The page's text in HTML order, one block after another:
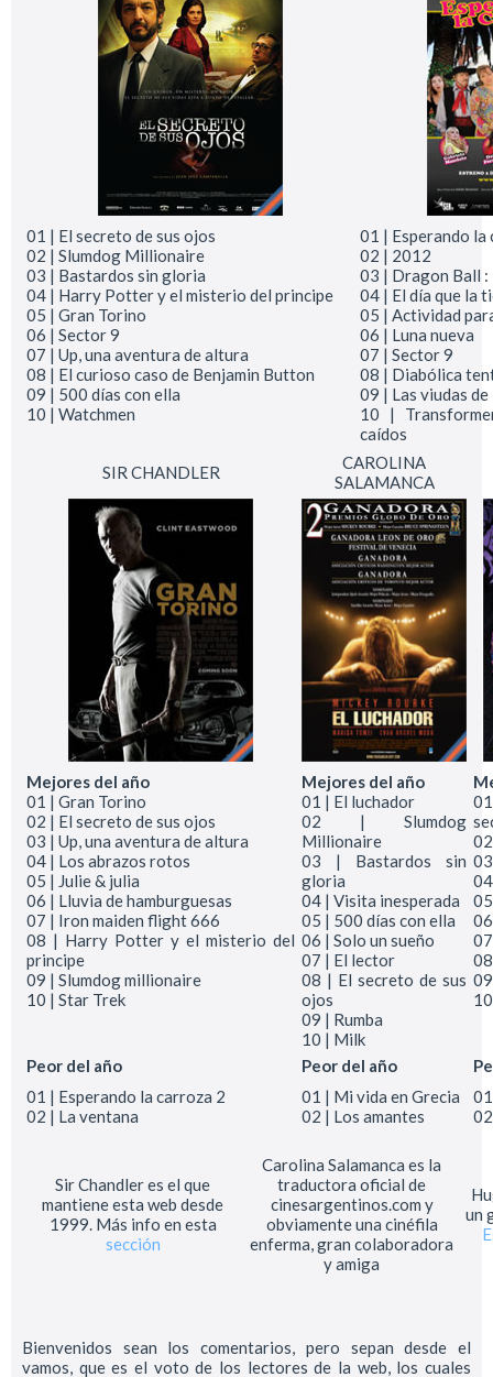
01 | El secreto de sus ojos
02 | Slumdog Millionaire
03 | Bastardos sin gloria
04 | Harry Potter y el misterio del principe
05 | Gran Torino
06 | Sector 9
07 | Up, una aventura de altura
08 | El curioso caso de Benjamin Button
09 | 500 días con ella
10 | Watchmen
01 | Esperando la
02 | 2012
03 | Dragon Ball :
04 | El día que la
05 | Actividad
06 | Luna nueva
07 | Sector 9
08 | Diabólica
09 | Las viudas
10 |
caídos
SIR CHANDLER
CAROLINA
SALAMANCA
Mejores del año
01 | Gran Torino
02 | El secreto de sus ojos
03 | Up, una aventura de altura
04 | Los abrazos rotos
05 | Julie & julia
06 | Lluvia de hamburguesas
07 | Iron maiden flight 666
08 | Harry Potter y el misterio del
principe
09 | Slumdog millionaire
10 | Star Trek
Mejores del año
01 | El luchador
02 | Slumdog
Millionaire
03 | Bastardos sin
gloria
04 | Visita inesperada
05 | 500 días con ella
06 | Solo un sueño
07 | El lector
08 | El secreto de sus
ojos
09 | Rumba
10 | Milk
Peor del año
01 | Esperando la carroza 2
02 | La ventana
Peor del año
01 | Mi vida en Grecia
02 | Los amantes
Sir Chandler es el que
mantiene esta web desde
1999. Más info en esta
sección
Carolina Salamanca es la
traductora oficial de
cinesargentinos.com y
obviamente una cinéfila
enferma, gran colaboradora
y amiga
un
Bienvenidos sean los comentarios, pero sepan desde el
vamos, que es el voto de los lectores de la web, los cuales